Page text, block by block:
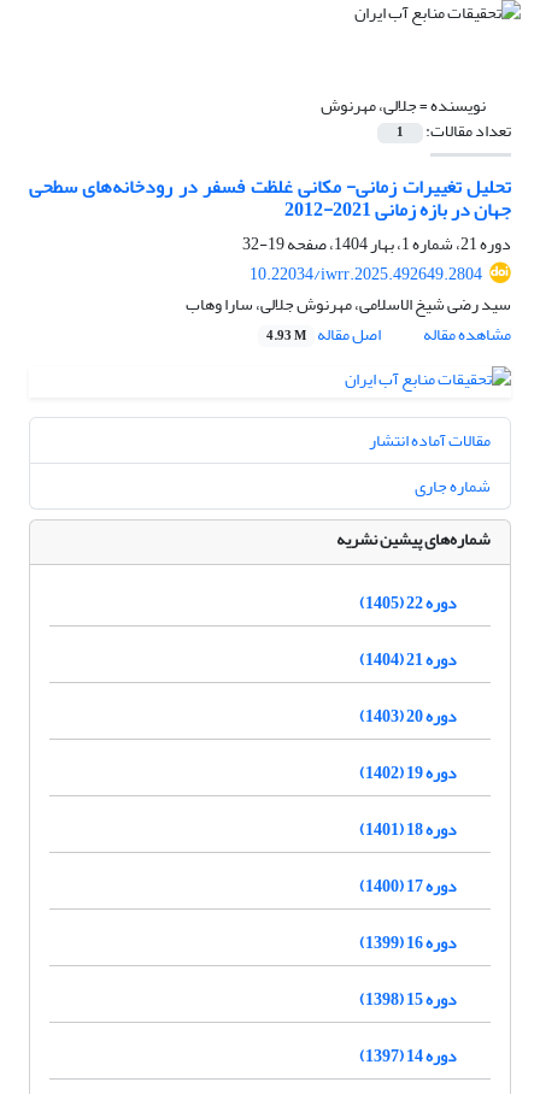
نویسنده =جلالی، مهرنوش
تعداد مقالات: 1
تحلیل تغییرات زمانی- مکانی غلظت فسفر در رودخانه‌های سطحی
جهان در بازه زمانی 2021-2012
دوره 21، شماره 1، بهار 1404، صفحه
19-32
10.22034/iwrr.2025.492649.2804
سید رضی شیخ الاسلامی، مهرنوش جلالی، سارا وهاب
مشاهده مقاله
اصل مقاله 4.93 M
مقالات آماده انتشار
شماره جاری
شماره‌های پیشین نشریه
دوره 22 (1405)
دوره 21 (1404)
دوره 20 (1403)
دوره 19 (1402)
دوره 18 (1401)
دوره 17 (1400)
دوره 16 (1399)
دوره 15 (1398)
دوره 14 (1397)